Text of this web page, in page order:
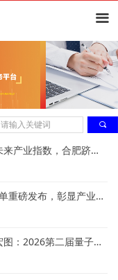
끀
重磅！中国登顶全球未来产业指数，合肥跻身全球量子城市第二！
Q10 2025年度七大榜单重磅发布，彰显产业发展新成就！
量启十五五，智绘新宏图：2026第二届量子年会暨Q10颁奖典礼在京成功举行
끠